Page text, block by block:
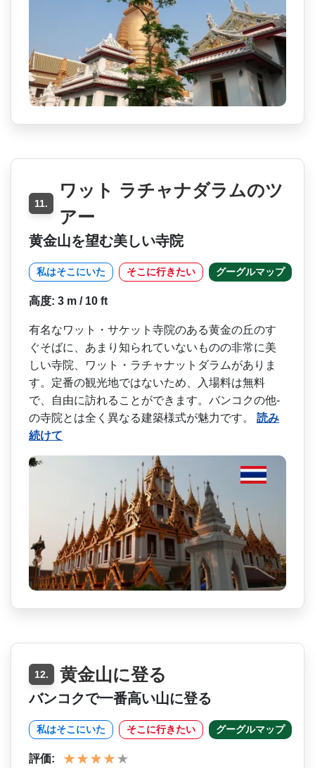
11.
ワット ラチャナダラムのツ
アー
黄金山を望む美しい寺院
私はそこにいた そこに行きたい グーグルマップ
高度: 3 m / 10 ft
有名なワット・サケット寺院­のある黄金の丘のす
ぐそばに、あまり知られていない­ものの非常に美
しい寺院、ワット・ラチャナットダラ­ムがありま
す。定番の観光地ではないため、入場料は­無料
で、自由に訪れることができます。バンコクの他­
の寺院とは全く異なる建築様式が魅力です。 読み
続けて
12. 黄金山に登る
バンコクで一番高い山に登る
私はそこにいた そこに行きたい グーグルマップ
評価: